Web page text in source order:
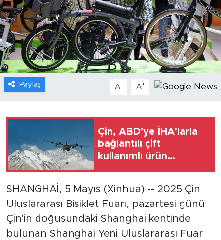
Paylaş A- A+
Çin, ABD'ye İHA'larla
bağlantılı çift
kullanımlı ürün
SHANGHAİ, 5 Mayıs (Xinhua) -- 2025 Çin
Uluslararası Bisiklet Fuarı, pazartesi günü
Çin'in doğusundaki Shanghai kentinde
bulunan Shanghai Yeni Uluslararası Fuar
Gündem
Video
Sağlık
Xinhua
Xinhua Türkiye
Seyahat